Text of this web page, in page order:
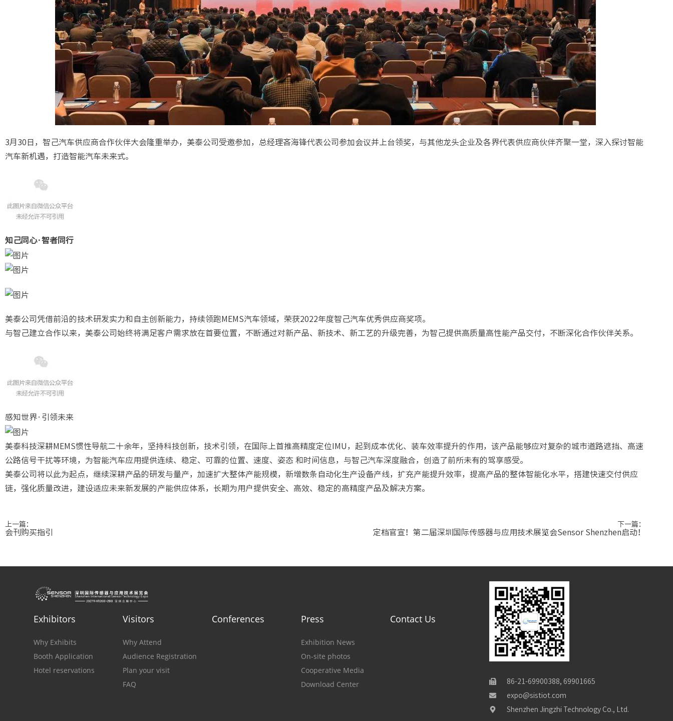
3月30日，智己汽车供应商合作伙伴大会隆重举办，美泰公司受邀参加，总经理吝海锋代表公司参加会议并上台领奖，与其他龙头企业及各界代表供应商伙伴齐聚一堂，深入探讨智能
汽车新机遇，打造智能汽车未来式。
知己同心·智者同行
美泰公司凭借前沿的技术研发实力和自主创新能力，持续领跑MEMS汽车领域，荣获2022年度智己汽车优秀供应商奖项。
与智己建立合作以来，美泰公司始终将满足客户需求放在首要位置，不断通过对新产品、新技术、新工艺的升级完善，为智己提供高质量高性能产品交付，不断深化合作伙伴关系。
感知世界·引领未来
美泰科技深耕MEMS惯性导航二十余年，坚持科技创新，技术引领，在国际上首推高精度定位IMU，起到成本优化、装车效率提升的作用，该产品能够应对复杂的城市道路遮挡、高速
公路信号干扰等环境，为智能汽车应用提供连续、稳定、可靠的位置、速度、姿态 和时间信息，与智己汽车深度融合，创造了前所未有的驾享感受。
美泰公司将以此为起点，继续深耕产品的研发与量产，加速扩大整体产能规模，新增数条自动化生产设备产线，扩充产能提升效率，提高产品的整体智能化水平，搭建快速交付供应
链，强化质量改进，建设适应未来新发展的产能供应体系，长期为用户提供安全、高效、稳定的高精度产品及解决方案。
上一篇：
会刊购买指引
下一篇：
定档官宣！第二届深圳国际传感器与应用技术展览会Sensor Shenzhen启动！
Exhibitors
Why Exhibits
Booth Application
Hotel reservations
Visitors
Why Attend
Audience Registration
Plan your visit
FAQ
Conferences Press
Exhibition News
On-site photos
Cooperative Media
Download Center
Contact Us
86-21-69900388, 69901665
expo@sistiot.com
Shenzhen Jingzhi Technology Co., Ltd.